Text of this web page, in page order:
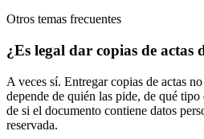
Otros temas frecuentes
¿Es legal dar copias de actas
A veces sí. Entregar copias de actas
depende de quién las pide, de qué
de si el documento contiene datos
reservada.